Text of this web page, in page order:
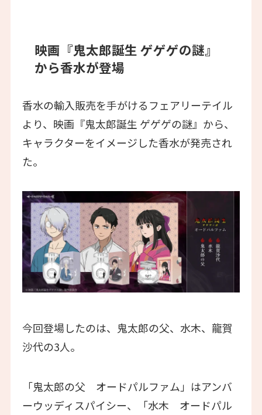
映画『鬼太郎誕生 ゲゲゲの謎』
から香水が登場
香水の輸入販売を手がけるフェアリーテイル
より、映画『鬼太郎誕生 ゲゲゲの謎』から、
キャラクターをイメージした香水が発売され
た。
今回登場したのは、鬼太郎の父、水木、龍賀
沙代の3人。
「鬼太郎の父 オードパルファム」はアンバ
ーウッディスパイシー、「水木 オードパル